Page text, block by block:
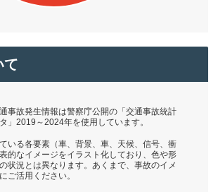
て
事故発生情報は警察庁公開の「交通事故統計
」2019～2024年を使用しています。
いる各要素（車、背景、車、天候、信号、衝
的なイメージをイラスト化しており、色や形
状況とは異なります。あくまで、事故のイメ
ご活用ください。